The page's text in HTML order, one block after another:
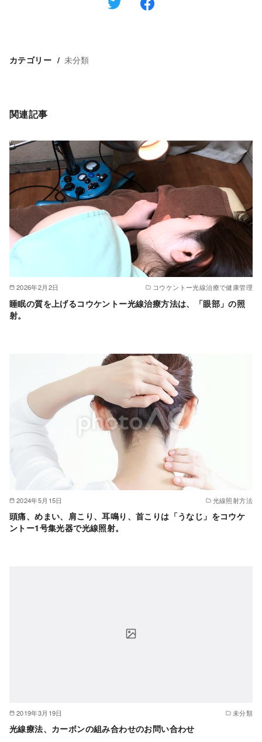
カテゴリー 未分類
関連記事
2026年2月2日 コウケントー光線治療で健康管理
睡眠の質を上げるコウケントー光線治療方法は、「眼部」の照
射。
2024年5月15日 光線照射方法
頭痛、めまい、肩こり、耳鳴り、首こりは「うなじ」をコウケ
ントー1号集光器で光線照射。
2019年3月19日 未分類
光線療法、カーボンの組み合わせのお問い合わせ